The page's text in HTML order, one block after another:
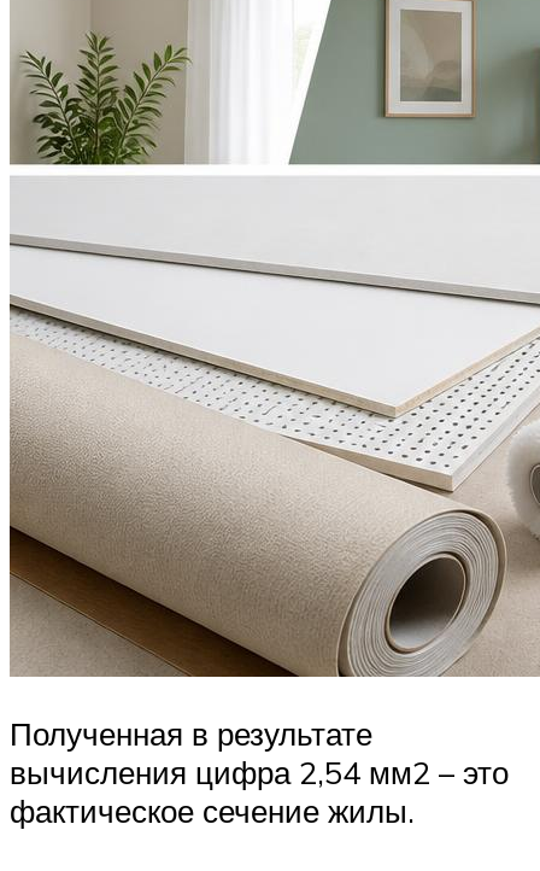
Полученная в результате
вычисления цифра 2,54 мм2 – это
фактическое сечение жилы.